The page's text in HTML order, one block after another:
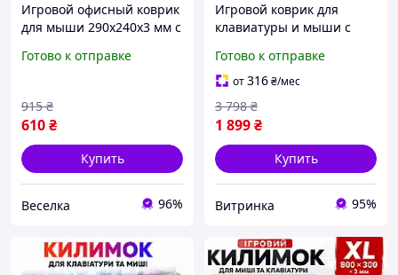
Игровой офисный коврик
для мыши 290x240x3 мм с
контролем для геймеров
FLAME
Готово к отправке
610₴
915 ₴
Купить
Веселка 96%
Игровой коврик для
клавиатуры и мыши с
15Вт RGB подсветка
большой 80х30см
геймерский для дома и
офиса
Готово к отправке
от316₴/мес
1 899₴
3 798 ₴
Купить
Витринка 95%